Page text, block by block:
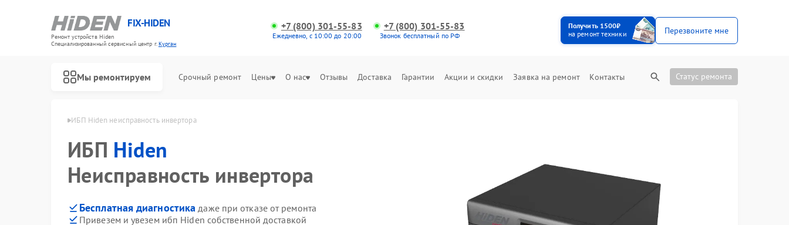
FIX-HIDEN
Ремонт устройств Hiden
Специализированный cервисный центр г.Курган
+7 (800) 301-55-83
Ежедневно, с 10:00 до 20:00
+7 (800) 301-55-83
Звонок бесплатный по РФ
Получить 1500₽
на ремонт техники
Перезвоните мне
Мы ремонтируем Срочный ремонт Цены О нас Отзывы Доставка Гарантии Акции и скидки Заявка на ремонт Контакты Статус ремонта
Hiden в Кургане ИБП Hiden неисправность инвертора
ИБП Hiden
Неисправность инвертора
Бесплатная диагностика даже при отказе от ремонта
Привезем и увезем ибп Hiden собственной доставкой